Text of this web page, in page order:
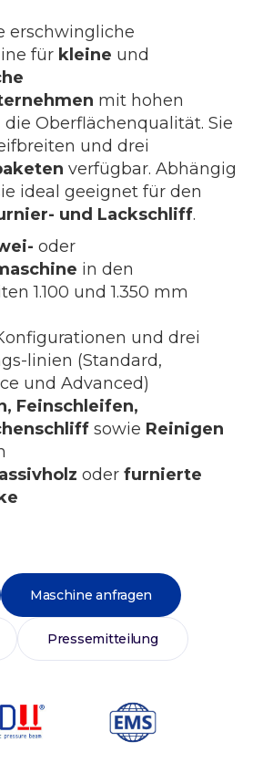
erschwingliche
für kleine und
mit hohen
Oberflächenqualität. Sie
und drei
verfügbar. Abhängig
ideal geeignet für den
und Lackschliff.
oder
in den
1.100 und 1.350 mm
und drei
linien (Standard,
und Advanced)
Feinschleifen,
sowie Reinigen
oderfurnierte
Maschine anfragen
Pressemitteilung